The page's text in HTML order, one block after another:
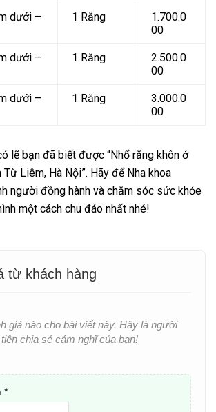
dưới –
1 Răng
1.700.0
00
dưới –
1 Răng
2.500.0
00
dưới –
1 Răng
3.000.0
00
lẽ bạn đã biết được “Nhổ răng khôn ở
Liêm, Hà Nội”. Hãy để Nha khoa
người đồng hành và chăm sóc sức khỏe
một cách chu đáo nhất nhé!
từ khách hàng
giá nào cho bài viết này. Hãy là người
chia sẻ cảm nghĩ của bạn!
*